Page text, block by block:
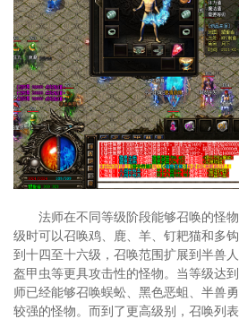
法师在不同等级阶段能够召唤的怪
级时可以召唤鸡、鹿、羊、钉耙猫和多
到十四至十六级，召唤范围扩展到半兽
盔甲虫等更具攻击性的怪物。当等级达
师已经能够召唤蜈蚣、黑色恶蛆、半兽
较强的怪物。而到了更高级别，召唤列